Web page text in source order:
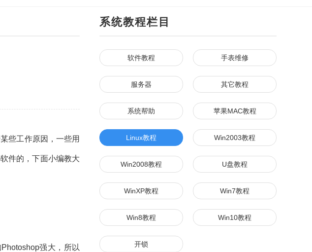
些工作原因，一些用
件的，下面小编教大
强大，所以
系统教程栏目
软件教程 手表维修
服务器 其它教程
系统帮助 苹果MAC教程
Linux教程 Win2003教程
Win2008教程 U盘教程
WinXP教程 Win7教程
Win8教程 Win10教程
开锁